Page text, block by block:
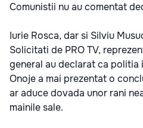
Comunistii nu au comentat
Iurie Rosca, dar si Silviu
Solicitati de PRO TV,
general au declarat ca politia
Onoje a mai prezentat o
ar aduce dovada unor rani
mainile sale.